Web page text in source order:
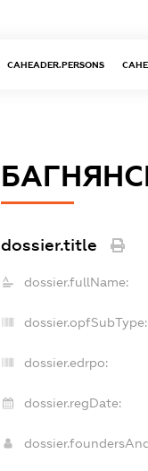
CAHEADER.PERSONS
dossier.title
dossier.fullName:
dossier.opfSubType:
dossier.edrpo:
dossier.regDate: